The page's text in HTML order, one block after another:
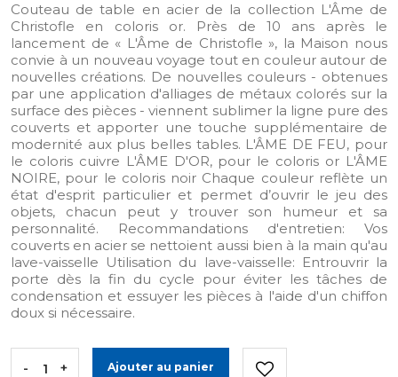
Couteau de table en acier de la collection L'Âme de
Christofle en coloris or. Près de 10 ans après le
lancement de « L'Âme de Christofle », la Maison nous
convie à un nouveau voyage tout en couleur autour de
nouvelles créations. De nouvelles couleurs - obtenues
par une application d'alliages de métaux colorés sur la
surface des pièces - viennent sublimer la ligne pure des
couverts et apporter une touche supplémentaire de
modernité aux plus belles tables. L'ÂME DE FEU, pour
le coloris cuivre L'ÂME D'OR, pour le coloris or L'ÂME
NOIRE, pour le coloris noir Chaque couleur reflète un
état d'esprit particulier et permet d’ouvrir le jeu des
objets, chacun peut y trouver son humeur et sa
personnalité. Recommandations d'entretien: Vos
couverts en acier se nettoient aussi bien à la main qu'au
lave-vaisselle Utilisation du lave-vaisselle: Entrouvrir la
porte dès la fin du cycle pour éviter les tâches de
condensation et essuyer les pièces à l'aide d'un chiffon
doux si nécessaire.
- + Ajouter au panier